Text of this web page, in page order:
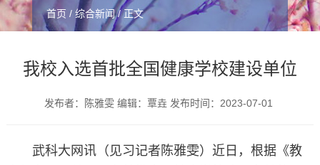
首页 / 综合新闻/ 正文
我校入选首批全国健康学校建设单位
发布者：陈雅雯 编辑：覃垚 发布时间：2023-07-01
武科大网讯（见习记者陈雅雯）近日，根据《教